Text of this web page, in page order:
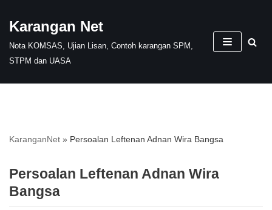
Skip
to
content
Karangan Net
Nota KOMSAS, Ujian Lisan, Contoh karangan SPM,
STPM dan UASA
KaranganNet » Persoalan Leftenan Adnan Wira Bangsa
Persoalan Leftenan Adnan Wira
Bangsa